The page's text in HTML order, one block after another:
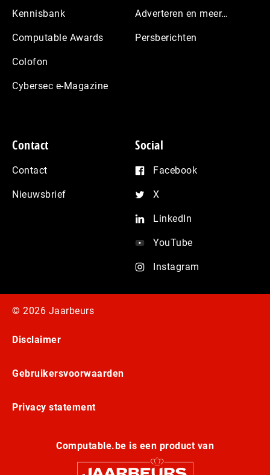
Kennisbank
Computable Awards
Colofon
Cybersec e-Magazine
Adverteren en meer…
Persberichten
Contact
Contact
Nieuwsbrief
Social
Facebook
X
LinkedIn
YouTube
Instagram
© 2026 Jaarbeurs
Disclaimer
Gebruikersvoorwaarden
Privacy statement
Computable.be is een product van